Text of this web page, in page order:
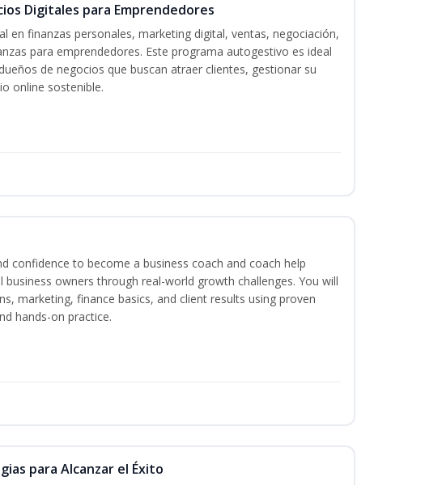
Digitales para Emprendedores
en finanzas personales, marketing digital, ventas, negociación,
para emprendedores. Este programa autogestivo es ideal
de negocios que buscan atraer clientes, gestionar su
online sostenible.
confidence to become a business coach and coach help
business owners through real-world growth challenges. You will
marketing, finance basics, and client results using proven
hands-on practice.
para Alcanzar el Éxito